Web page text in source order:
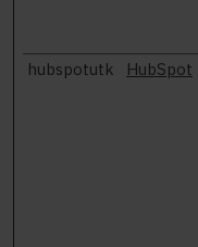
hubspotutk HubSpot